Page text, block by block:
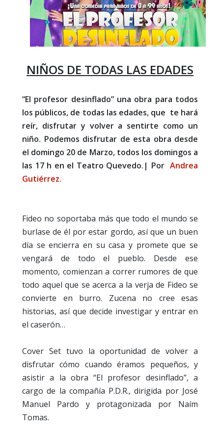
NIÑOS DE TODAS LAS EDADES
“El profesor desinflado” una obra para todos
los públicos, de todas las edades, que te hará
reír, disfrutar y volver a sentirte como un
niño. Podemos disfrutar de esta obra desde
el domingo 20 de Marzo, todos los domingos a
las 17 h en el Teatro Quevedo.| Por Andrea
Gutiérrez.
Fideo no soportaba más que todo el mundo se
burlase de él por estar gordo, así que un buen
día se encierra en su casa y promete que se
vengará de todo el pueblo. Desde ese
momento, comienzan a correr rumores de que
todo aquel que se acerca a la verja de Fideo se
convierte en burro. Zucena no cree esas
historias, así que decide investigar y entrar en
el caserón…
Cover Set tuvo la oportunidad de volver a
disfrutar cómo cuando éramos pequeños, y
asistir a la obra “El profesor desinflado”, a
cargo de la compañía P.D.R., dirigida por José
Manuel Pardo y protagonizada por Naím
Tomas.